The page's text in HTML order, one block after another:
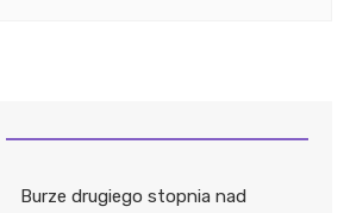
Burze drugiego stopnia nad